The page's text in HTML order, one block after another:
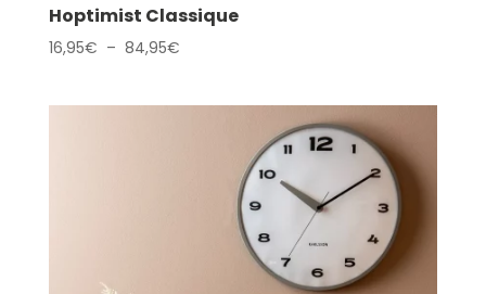
Hoptimist Classique
16,95€ – 84,95€Plage